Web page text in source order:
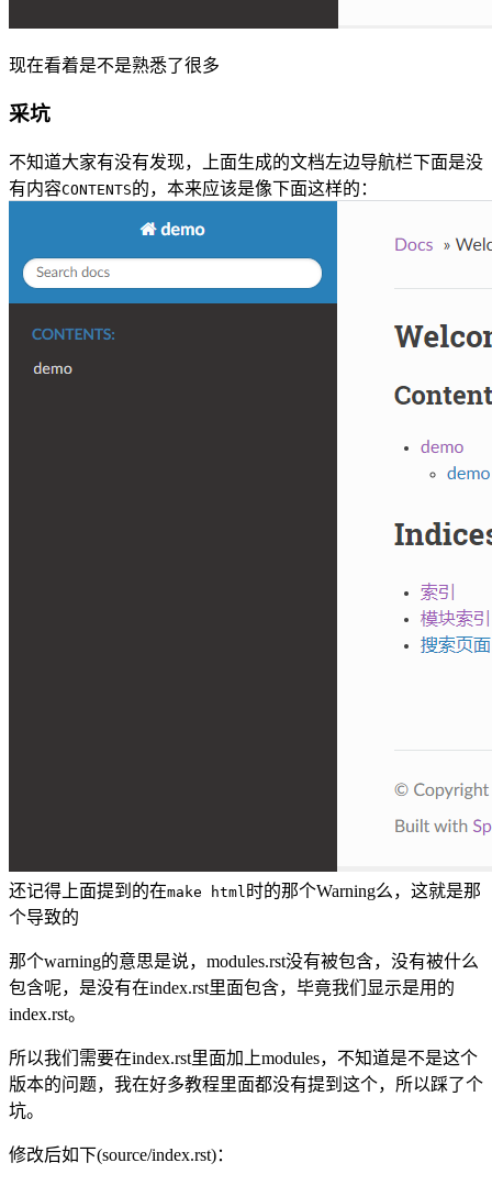
现在看着是不是熟悉了很多
采坑
不知道大家有没有发现，上面生成的文档左边导航栏下面是没
有内容CONTENTS的，本来应该是像下面这样的：
还记得上面提到的在make html 时的那个Warning么，这就是那
个导致的
那个warning的意思是说，modules.rst没有被包含，没有被什么
包含呢，是没有在index.rst里面包含，毕竟我们显示是用的
index.rst。
所以我们需要在index.rst里面加上modules，不知道是不是这个
版本的问题，我在好多教程里面都没有提到这个，所以踩了个
坑。
修改后如下(source/index.rst)：